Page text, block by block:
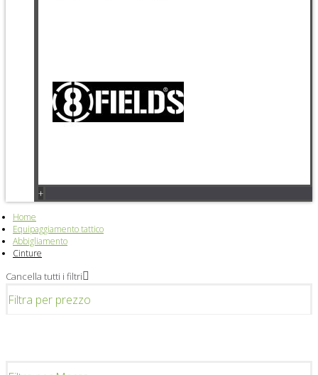
+
Home
Equipaggiamento tattico
Abbigliamento
Cinture
Cancella tutti i filtri
Filtra per prezzo